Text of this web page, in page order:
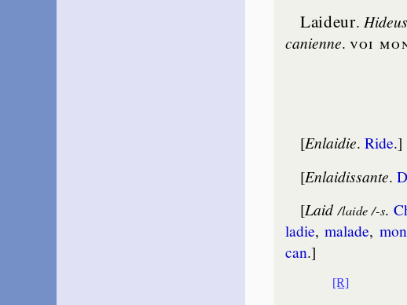
Laideur.
ca­nienne. voi
[Enlaidie.Ride.]
[Enlaidissante.
[Laid /laide /-s.
la­die,ma­lade,
can.]
[R]